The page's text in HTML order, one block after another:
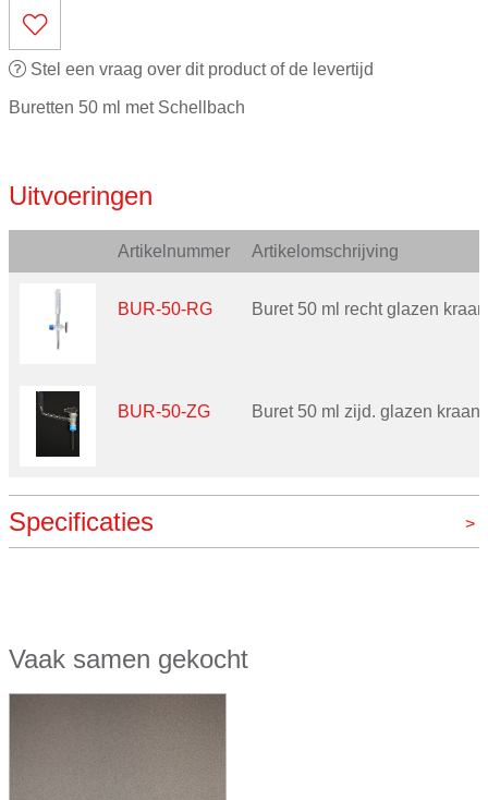
Stel een vraag over dit product of de levertijd
Buretten 50 ml met Schellbach
Uitvoeringen
Artikelnummer Artikelomschrijving
BUR-50-RG Buret 50 ml recht glazen
BUR-50-ZG Buret 50 ml zijd. glazen kraan
Specificaties
Vaak samen gekocht